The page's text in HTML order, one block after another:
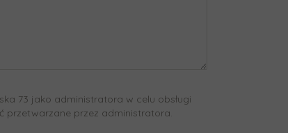
73 jako administratora w celu obsługi
przetwarzane przez administratora.